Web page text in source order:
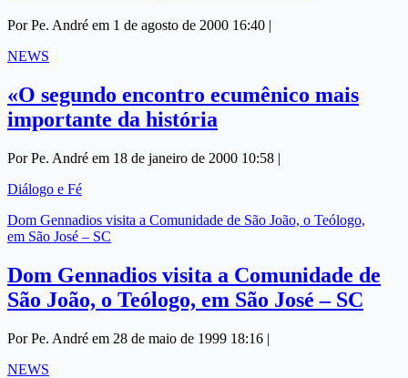
Por Pe. André em 1 de agosto de 2000 16:40 |
NEWS
«O segundo encontro ecumênico mais
importante da história
Por Pe. André em 18 de janeiro de 2000 10:58 |
Diálogo e Fé
Dom Gennadios visita a Comunidade de São João, o Teólogo,
em São José – SC
Dom Gennadios visita a Comunidade de
São João, o Teólogo, em São José – SC
Por Pe. André em 28 de maio de 1999 18:16 |
NEWS